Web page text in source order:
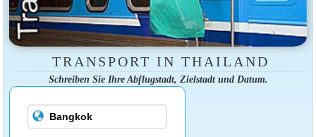
TRANSPORT IN THAILAND
Schreiben Sie Ihre Abflugstadt, Zielstadt und Datum.